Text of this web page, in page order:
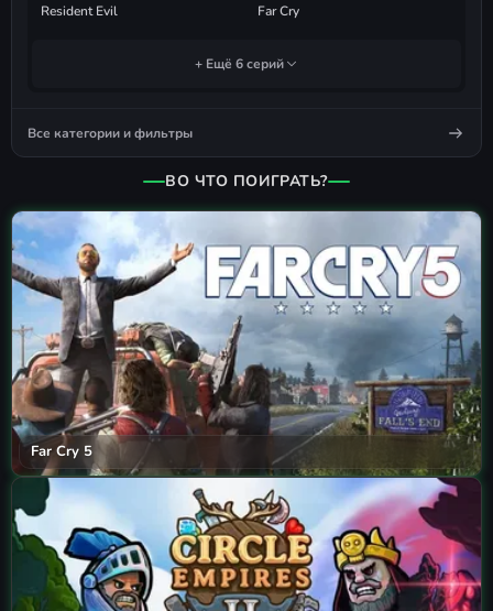
Resident Evil Far Cry
+ Ещё 6 серий
Все категории и фильтры
ВО ЧТО ПОИГРАТЬ?
Far Cry 5